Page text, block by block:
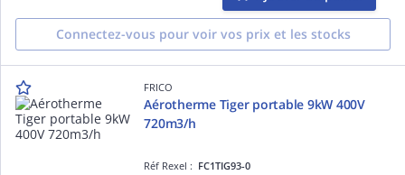
Connectez-vous pour voir vos prix et les stocks
FRICO
Aérotherme Tiger portable 9kW 400V
720m3/h
Réf Rexel : FC1TIG93-0